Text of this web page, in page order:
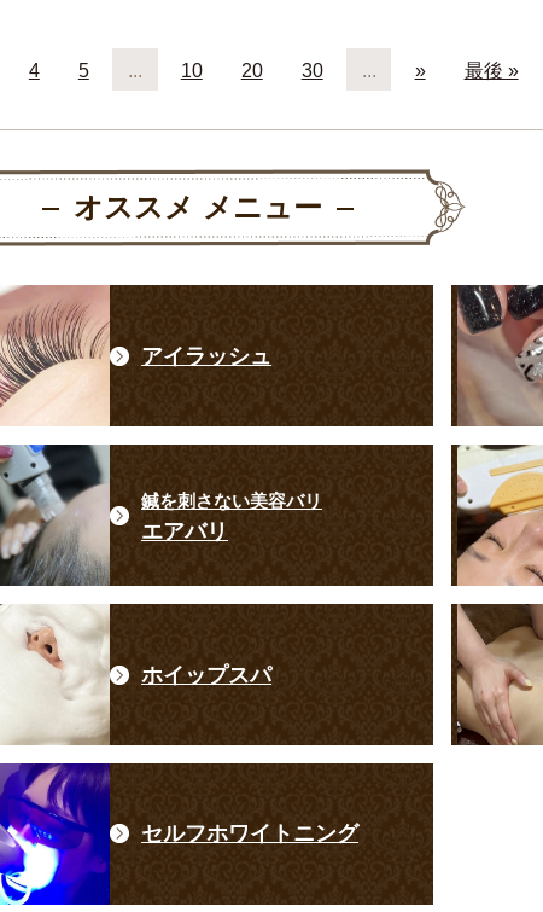
4 5 ... 10 20 30 ... » 最後 »
オススメ メニュー
アイラッシュ
鍼を刺さない美容バリ
エアバリ
ホイップスパ
セルフホワイトニング